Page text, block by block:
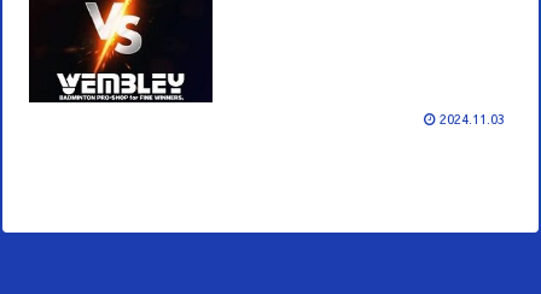
2024.11.03